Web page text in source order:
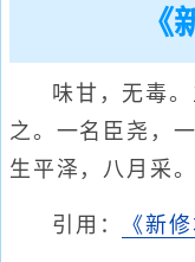
《
味甘，无毒
之。一名臣尧，
生平泽，八月采。
引用： 《新